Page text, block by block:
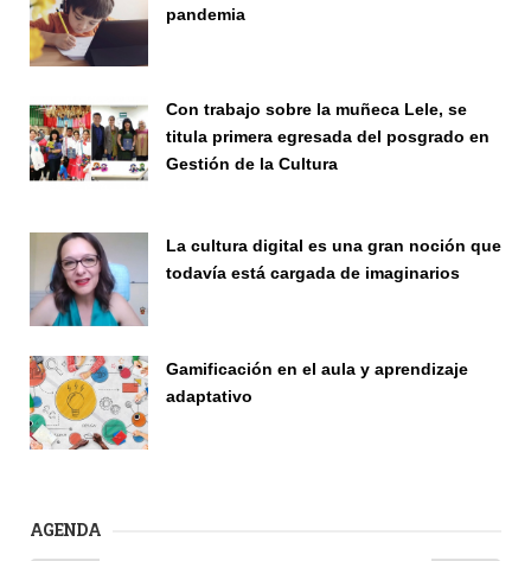
pandemia
Con trabajo sobre la muñeca Lele, se
titula primera egresada del posgrado en
Gestión de la Cultura
La cultura digital es una gran noción que
todavía está cargada de imaginarios
Gamificación en el aula y aprendizaje
adaptativo
AGENDA